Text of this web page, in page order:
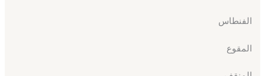
الفنطاس
المقوع